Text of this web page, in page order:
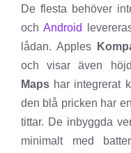
De flesta behöver
och Android
lådan. Apples
och visar även
Maps har integrerat
den blå pricken har
tittar. De inbyggda
minimalt med